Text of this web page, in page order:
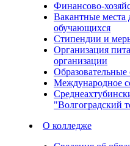
Финансово-
Вакантные места
обучающихся
Стипендии и
Организация
организации
Образовательные
Международное
"Волгоградский
О колледже